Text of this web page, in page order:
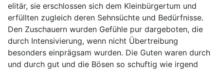
elitär, sie erschlossen sich dem Kleinbürgertum und
erfüllten zugleich deren Sehnsüchte und Bedürfnisse.
Den Zuschauern wurden Gefühle pur dargeboten, die
durch Intensivierung, wenn nicht Übertreibung
besonders einprägsam wurden. Die Guten waren durch
und durch gut und die Bösen so schuftig wie irgend